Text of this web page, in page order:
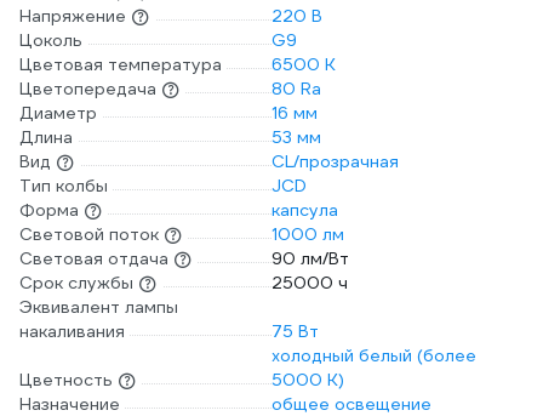
Напряжение
220 В
Цоколь
G9
Цветовая температура
6500 К
Цветопередача
80 Ra
Диаметр
16 мм
Длина
53 мм
Вид
CL/прозрачная
Тип колбы
JCD
Форма
капсула
Световой поток
1000 лм
Световая отдача
90 лм/Вт
Срок службы
25000 ч
Эквивалент лампы
накаливания
75 Вт
Цветность
холодный белый (более
5000 К)
Назначение
общее освещение